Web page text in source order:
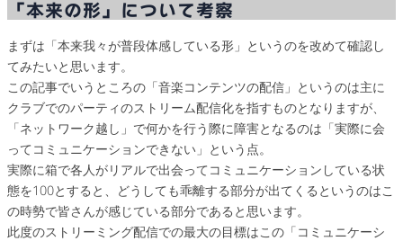
「本来の形」について考察
まずは「本来我々が普段体感している形」というのを改めて確認し
てみたいと思います。
この記事でいうところの「音楽コンテンツの配信」というのは主に
クラブでのパーティのストリーム配信化を指すものとなりますが、
「ネットワーク越し」で何かを行う際に障害となるのは「実際に会
ってコミュニケーションできない」という点。
実際に箱で各人がリアルで出会ってコミュニケーションしている状
態を100とすると、どうしても乖離する部分が出てくるというのはこ
の時勢で皆さんが感じている部分であると思います。
此度のストリーミング配信での最大の目標はこの「コミュニケーシ